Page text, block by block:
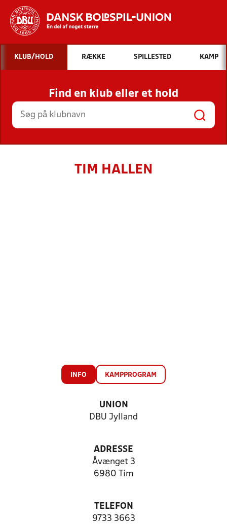
Hvad vil du søge efter?
INDHOLD OG NYHEDER
STILLINGER, RESULTATER, KLUBBER OG
HOLD
KLUB/HOLD RÆKKE SPILLESTED KAMP
Find en klub eller et hold
TIM HALLEN
INFO KAMPPROGRAM
UNION
DBU Jylland
ADRESSE
Åvænget 3
6980 Tim
TELEFON
9733 3663